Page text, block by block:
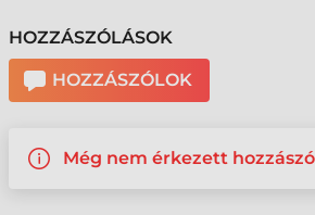
HOZZÁSZÓLÁSOK
HOZZÁSZÓLOK
Még nem érkezett